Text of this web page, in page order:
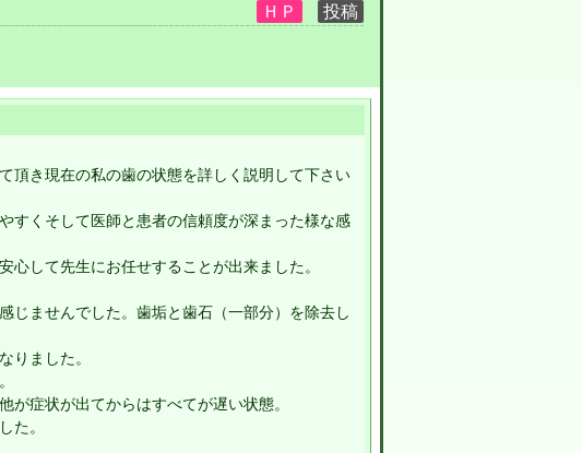
頂き現在の私の歯の状態を詳しく説明して下さい
すくそして医師と患者の信頼度が深まった様な感
して先生にお任せすることが出来ました。
じませんでした。歯垢と歯石（一部分）を除去し
りました。
症状が出てからはすべてが遅い状態。
た。